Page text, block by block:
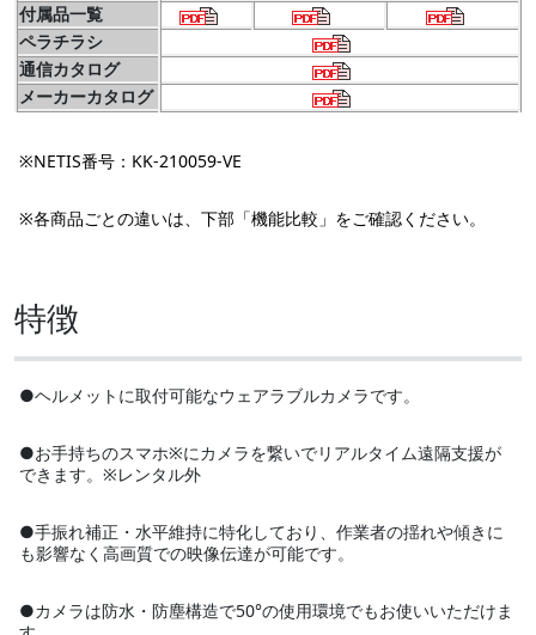
付属品一覧
ペラチラシ
通信カタログ
メーカーカタログ
※NETIS番号：KK-210059-VE
※各商品ごとの違いは、下部「機能比較」をご確認ください。
特徴
●ヘルメットに取付可能なウェアラブルカメラです。
●お手持ちのスマホ※にカメラを繋いでリアルタイム遠隔支援が
できます。※レンタル外
●手振れ補正・水平維持に特化しており、作業者の揺れや傾きに
も影響なく高画質での映像伝達が可能です。
●カメラは防水・防塵構造で50°の使用環境でもお使いいただけま